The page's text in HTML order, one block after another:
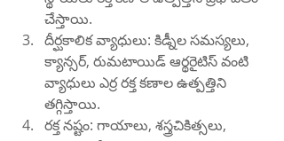
చేస్తాయి.
దీర్ఘకాలిక వ్యాధులు: కిడ్నీల సమస్యలు,
క్యాన్సర్, రుమటాయిడ్ ఆర్థరైటిస్ వంటి
వ్యాధులు ఎర్ర రక్త కణాల ఉత్పత్తిని
తగ్గిస్తాయి.
రక్త నష్టం: గాయాలు, శస్త్రచికిత్సలు,